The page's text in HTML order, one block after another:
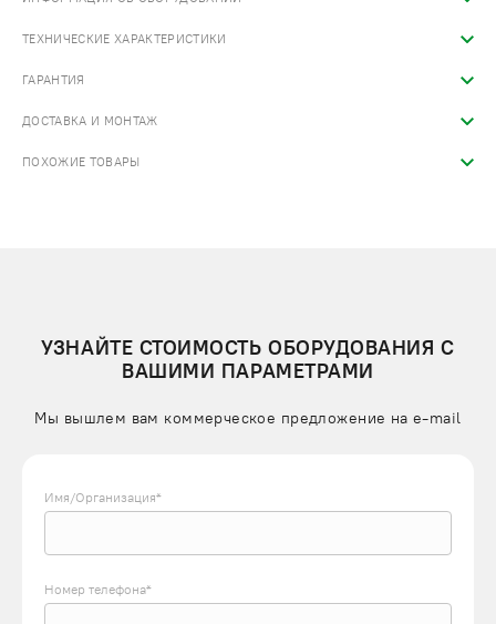
ТЕХНИЧЕСКИЕ ХАРАКТЕРИСТИКИ
ГАРАНТИЯ
ДОСТАВКА И МОНТАЖ
ПОХОЖИЕ ТОВАРЫ
УЗНАЙТЕ СТОИМОСТЬ ОБОРУДОВАНИЯ С
ВАШИМИ ПАРАМЕТРАМИ
Мы вышлем вам коммерческое предложение на e-mail
Имя/Организация*
Номер телефона*